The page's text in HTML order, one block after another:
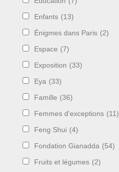
Enfants (13)
Énigmes dans Paris (2)
Espace (7)
Exposition (33)
Eya (33)
Famille (36)
Femmes d'exceptions (11)
Feng Shui (4)
Fondation Gianadda (54)
Fruits et légumes (2)